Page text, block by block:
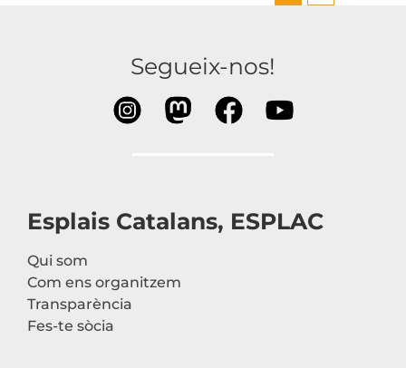
Segueix-nos!
Esplais Catalans, ESPLAC
Qui som
Com ens organitzem
Transparència
Fes-te sòcia